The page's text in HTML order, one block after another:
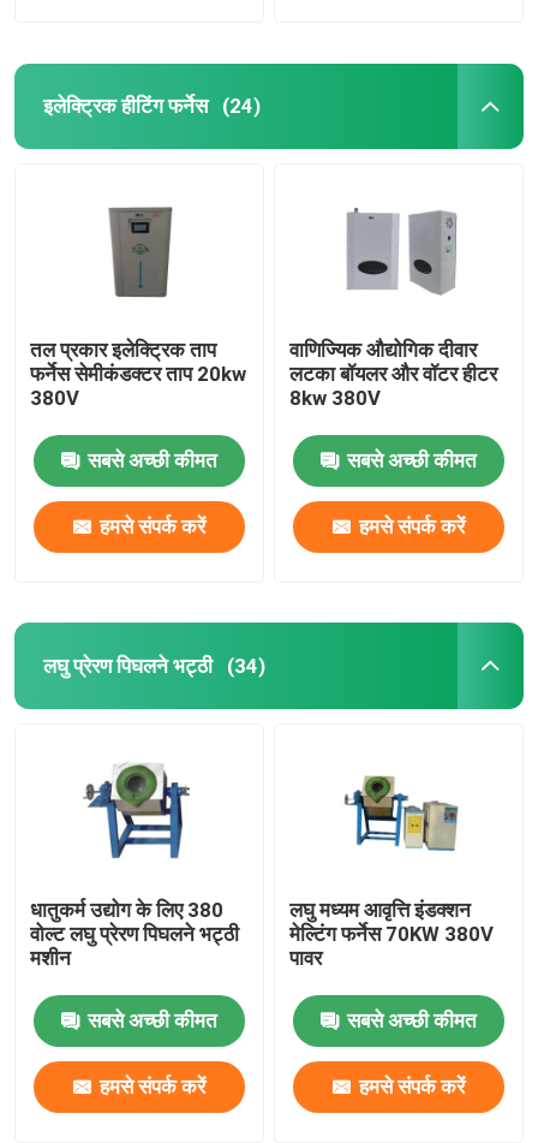
इलेक्ट्रिक हीटिंग फर्नेस (24)
तल प्रकार इलेक्ट्रिक ताप
फर्नेस सेमीकंडक्टर ताप 20kw
380V
सबसे अच्छी कीमत
हमसे संपर्क करें
वाणिज्यिक औद्योगिक दीवार
लटका बॉयलर और वॉटर हीटर
8kw 380V
सबसे अच्छी कीमत
हमसे संपर्क करें
लघु प्रेरण पिघलने भट्ठी (34)
धातुकर्म उद्योग के लिए 380
वोल्ट लघु प्रेरण पिघलने भट्ठी
मशीन
सबसे अच्छी कीमत
हमसे संपर्क करें
लघु मध्यम आवृत्ति इंडक्शन
मेल्टिंग फर्नेस 70KW 380V
पावर
सबसे अच्छी कीमत
हमसे संपर्क करें